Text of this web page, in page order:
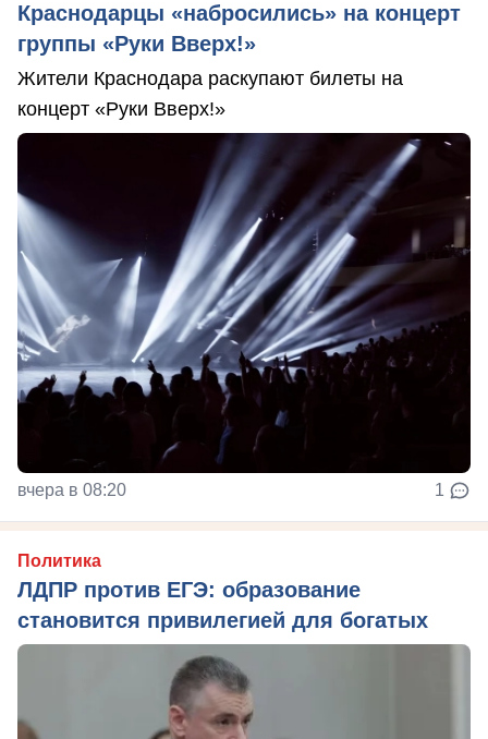
Краснодарцы «набросились» на концерт
группы «Руки Вверх!»
Жители Краснодара раскупают билеты на
концерт «Руки Вверх!»
вчера в 08:20 1
Политика
ЛДПР против ЕГЭ: образование
становится привилегией для богатых